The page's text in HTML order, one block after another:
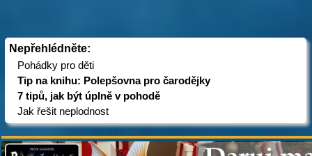
Nepřehlédněte:
Pohádky pro děti
Tip na knihu: Polepšovna pro čarodějky
7 tipů, jak být úplně v pohodě
Jak řešit neplodnost